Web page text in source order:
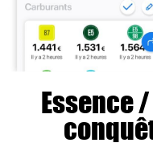
Essence